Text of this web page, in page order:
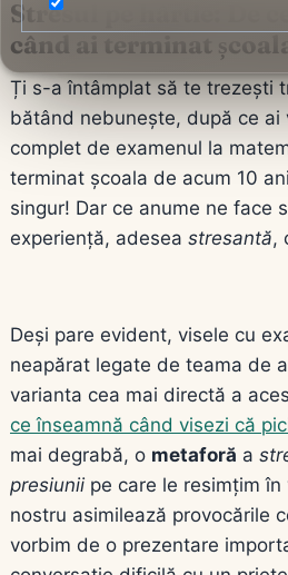
Stresul pe hârtie: De
când ai terminat
Ți s-a întâmplat să te trezești
bătând nebunește, după ce ai
complet de examenul la
terminat școala de acum 10
singur! Dar ce anume ne face
experiență, adesea stresantă,
Deși pare evident, visele cu
neapărat legate de teama de
varianta cea mai directă a
ce înseamnă când visezi că
mai degrabă, o metaforă a
presiunii pe care le resimțim
nostru asimilează provocările
vorbim de o prezentare